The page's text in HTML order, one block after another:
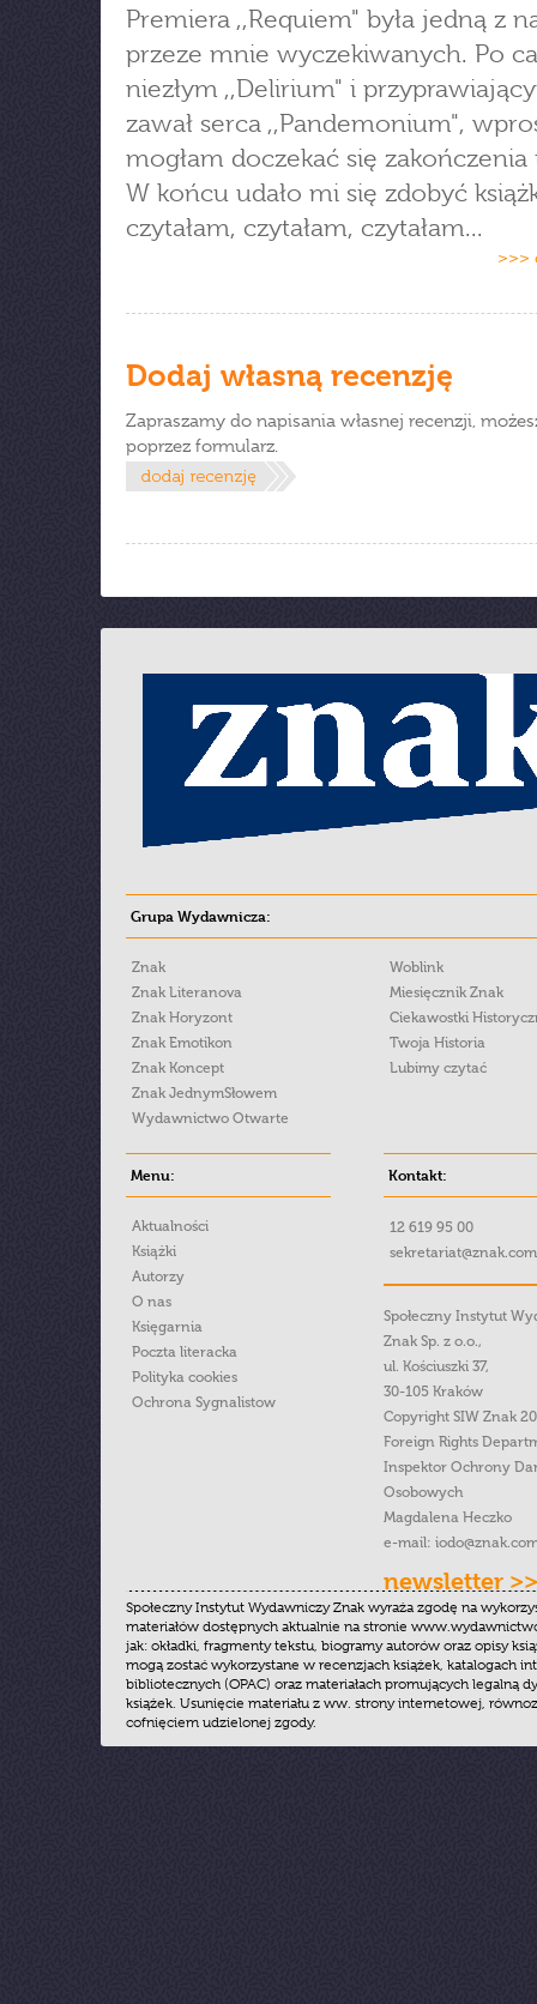
Premiera ,,Requiem" była jedną z
przeze mnie wyczekiwanych. Po
niezłym ,,Delirium" i
zawał serca ,,Pandemonium",
mogłam doczekać się
W końcu udało mi się zdobyć
czytałam, czytałam, czytałam...
>>>
Dodaj własną recenzję
Zapraszamy do napisania własnej recenzji,
poprzez formularz.
Grupa Wydawnicza:
Znak
Znak Literanova
Znak Horyzont
Znak Emotikon
Znak Koncept
Znak JednymSłowem
Wydawnictwo Otwarte
Woblink
Miesięcznik Znak
Ciekawostki
Twoja Historia
Lubimy czytać
Menu:
Aktualności
Książki
Autorzy
O nas
Księgarnia
Poczta literacka
Polityka cookies
Ochrona Sygnalistow
Kontakt:
12 619 95 00
Społeczny Instytut
Znak Sp. z o.o.,
ul. Kościuszki 37,
30-105 Kraków
Copyright SIW Znak
Foreign Rights
Inspektor Ochrony
Osobowych
Magdalena Heczko
e-mail:
newsletter >>
Społeczny Instytut Wydawniczy Znak wyraża zgodę na
materiałów dostępnych aktualnie na stronie
jak: okładki, fragmenty tekstu, biogramy autorów oraz opisy
mogą zostać wykorzystane w recenzjach książek, katalogach
bibliotecznych (OPAC) oraz materiałach promujących legalną
książek. Usunięcie materiału z ww. strony internetowej,
cofnięciem udzielonej zgody.